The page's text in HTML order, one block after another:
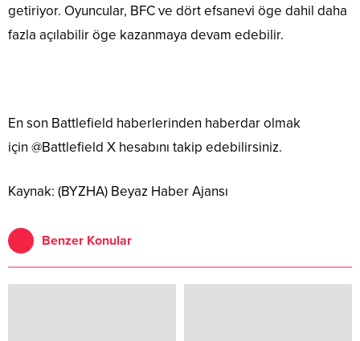
getiriyor. Oyuncular, BFC ve dört efsanevi öge dahil daha
fazla açılabilir öge kazanmaya devam edebilir.
En son Battlefield haberlerinden haberdar olmak
için @Battlefield X hesabını takip edebilirsiniz.
Kaynak: (BYZHA) Beyaz Haber Ajansı
Benzer Konular